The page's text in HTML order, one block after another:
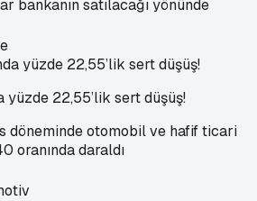
bankanın satılacağı yönünde
yüzde 22,55’lik sert düşüş!
döneminde otomobil ve hafif ticari
oranında daraldı